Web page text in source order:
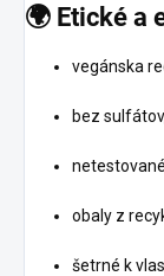
🌍 Etické a
vegánska
bez
obaly z
šetrné k